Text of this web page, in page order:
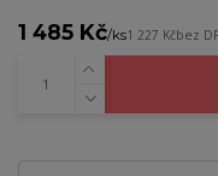
1 485 Kč/ks1 227 Kčbez